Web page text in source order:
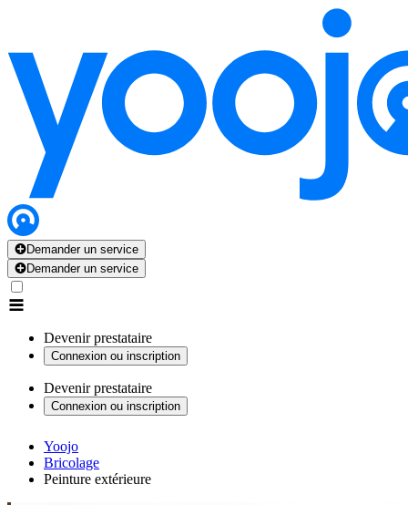
Demander un service
Demander un service
Devenir prestataire
Connexion ou inscription
Devenir prestataire
Connexion ou inscription
Yoojo
Bricolage
Peinture extérieure